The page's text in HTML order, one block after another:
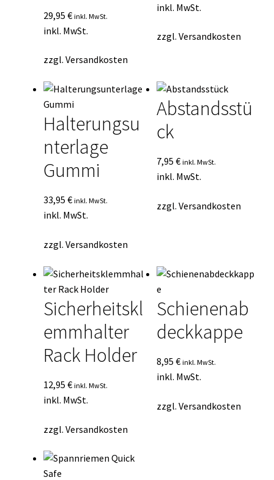
Warenkorb
29,95 € inkl. MwSt.
inkl. MwSt.
zzgl. Versandkosten
inkl. MwSt.
zzgl.Versandkosten
Halterungsu
nterlage
Gummi
33,95 € inkl. MwSt.
inkl. MwSt.
zzgl. Versandkosten
Abstandsstü
ck
7,95€ inkl. MwSt.
inkl. MwSt.
zzgl.Versandkosten
Sicherheitskl
emmhalter
Rack Holder
12,95 € inkl. MwSt.
inkl. MwSt.
zzgl. Versandkosten
Schienenab
deckkappe
8,95€ inkl. MwSt.
inkl. MwSt.
zzgl.Versandkosten